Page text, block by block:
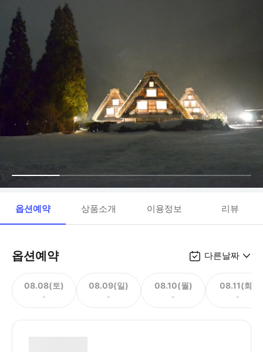
옵션예약 상품소개 이용정보 리뷰
옵션예약 다른날짜
08.08(토)
-
08.09(일)
-
08.10(월)
-
08.11(화)
-